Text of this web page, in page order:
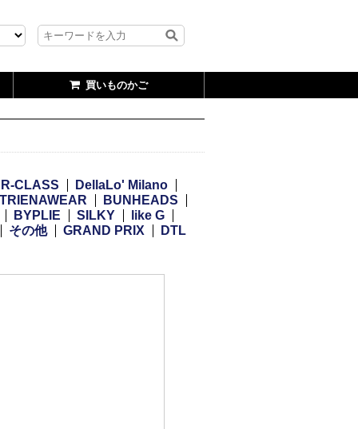
買いものかご
R-CLASS
DellaLo' Milano
TRIENAWEAR
BUNHEADS
BYPLIE SILKY
like G
その他 GRAND PRIX DTL